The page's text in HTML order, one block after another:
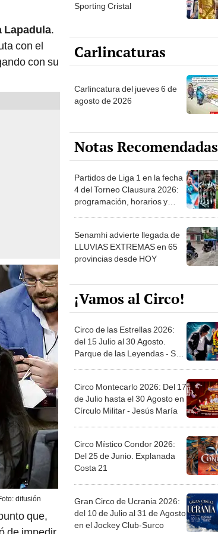
Lapadula.
con el
con su
difusión
que,
Sporting Cristal
Carlincaturas
Carlincatura del jueves 6 de
agosto de 2026
Notas Recomendadas
Partidos de Liga 1 en la fecha
4 del Torneo Clausura 2026:
programación, horarios y
Senamhi advierte llegada de
LLUVIAS EXTREMAS en 65
provincias desde HOY
¡Vamos al Circo!
Circo de las Estrellas 2026:
del 15 Julio al 30 Agosto.
Parque de las Leyendas - San
Circo Montecarlo 2026: Del 17
de Julio hasta el 30 Agosto en
Círculo Militar - Jesús María
Circo Místico Condor 2026:
Del 25 de Junio. Explanada
Costa 21
Gran Circo de Ucrania 2026:
del 10 de Julio al 31 de Agosto
en el Jockey Club-Surco